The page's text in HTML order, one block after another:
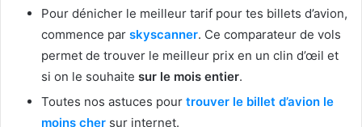
Pour dénicher le meilleur tarif pour tes billets d’avion,
commence par skyscanner. Ce comparateur de vols
permet de trouver le meilleur prix en un clin d’œil et
si on le souhaite sur le mois entier.
Toutes nos astuces pour trouver le billet d’avion le
moins cher sur internet.